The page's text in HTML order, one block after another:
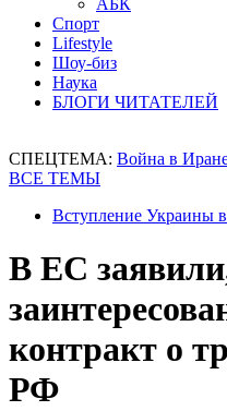
АБК
Спорт
Lifestyle
Шоу-биз
Наука
БЛОГИ ЧИТАТЕЛЕЙ
СПЕЦТЕМА: Война в
ВСЕ ТЕМЫ
Вступление Украины
В ЕС
контракт о
РФ